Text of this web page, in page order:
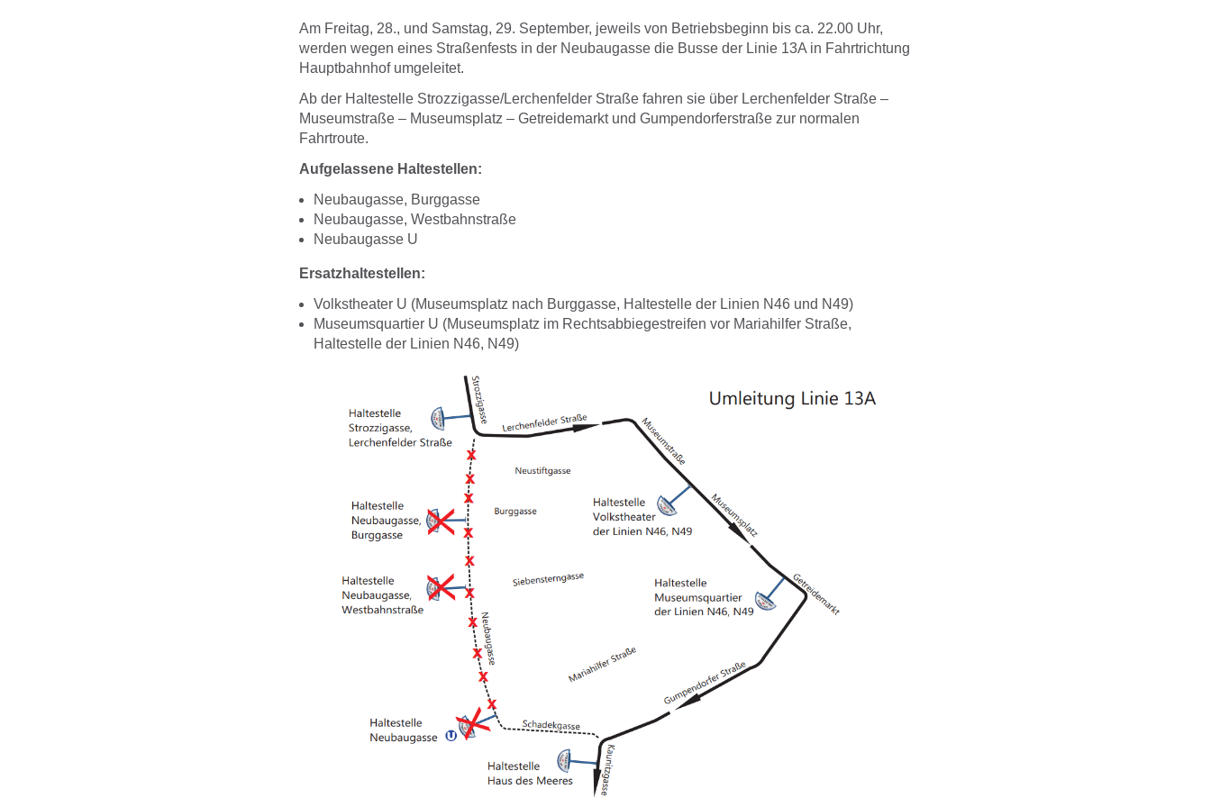
Am Freitag, 28., und Samstag, 29. September, jeweils von Betriebsbeginn bis ca. 22.00 Uhr,
werden wegen eines Straßenfests in der Neubaugasse die Busse der Linie 13A in Fahrtrichtung
Hauptbahnhof umgeleitet.
Ab der Haltestelle Strozzigasse/Lerchenfelder Straße fahren sie über Lerchenfelder Straße –
Museumstraße – Museumsplatz – Getreidemarkt und Gumpendorferstraße zur normalen
Fahrtroute.
Aufgelassene Haltestellen:
Neubaugasse, Burggasse
Neubaugasse, Westbahnstraße
Neubaugasse U
Ersatzhaltestellen:
Volkstheater U (Museumsplatz nach Burggasse, Haltestelle der Linien N46 und N49)
Museumsquartier U (Museumsplatz im Rechtsabbiegestreifen vor Mariahilfer Straße,
Haltestelle der Linien N46, N49)